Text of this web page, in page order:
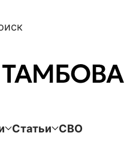
Статьи СВО